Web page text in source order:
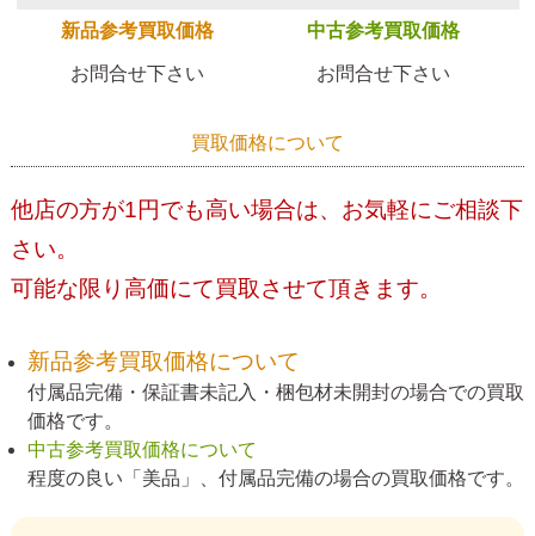
新品参考買取価格 中古参考買取価格
お問合せ下さい お問合せ下さい
買取価格について
他店の方が1円でも高い場合は、お気軽にご相談下
さい。
可能な限り高価にて買取させて頂きます。
新品参考買取価格について
付属品完備・保証書未記入・梱包材未開封の場合での買取
価格です。
中古参考買取価格について
程度の良い「美品」、付属品完備の場合の買取価格です。